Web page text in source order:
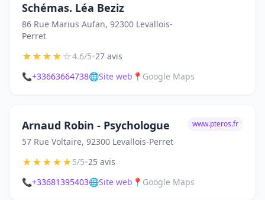
Schémas. Léa Beziz
86 Rue Marius Aufan, 92300 Levallois-
Perret
★★★★☆4.6/5•27 avis
📞+33663664738🌐Site web 📍 Google Maps
Arnaud Robin - Psychologue
57 Rue Voltaire, 92300 Levallois-Perret
www.pteros.fr
★★★★★5/5•25 avis
📞+33681395403🌐Site web 📍 Google Maps